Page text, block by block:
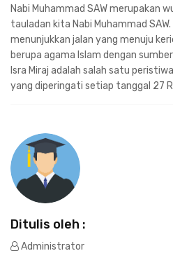
Nabi Muhammad SAW merupakan
tauladan kita Nabi Muhammad
menunjukkan jalan yang menuju
berupa agama Islam dengan
Isra Miraj adalah salah satu
yang diperingati setiap tanggal 27
Ditulis oleh :
Administrator